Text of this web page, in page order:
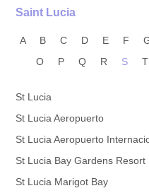
Saint Lucia
A B C D E F
O
P Q R S T
St Lucia
St Lucia Aeropuerto
St Lucia Aeropuerto
St Lucia Bay Gardens Resort
St Lucia Marigot Bay